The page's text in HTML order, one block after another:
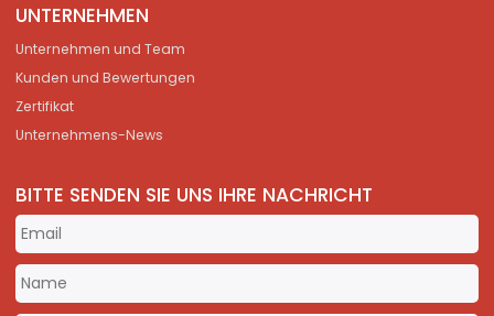
UNTERNEHMEN
Unternehmen und Team
Kunden und Bewertungen
Zertifikat
Unternehmens-News
BITTE SENDEN SIE UNS IHRE NACHRICHT